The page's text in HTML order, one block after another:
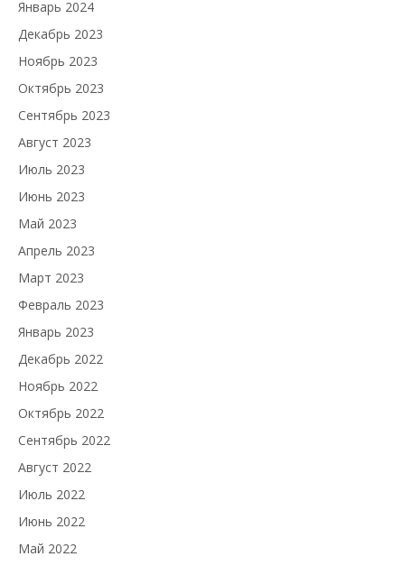
Январь 2024
Декабрь 2023
Ноябрь 2023
Октябрь 2023
Сентябрь 2023
Август 2023
Июль 2023
Июнь 2023
Май 2023
Апрель 2023
Март 2023
Февраль 2023
Январь 2023
Декабрь 2022
Ноябрь 2022
Октябрь 2022
Сентябрь 2022
Август 2022
Июль 2022
Июнь 2022
Май 2022